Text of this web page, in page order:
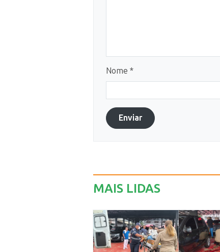
Nome *
Enviar
MAIS LIDAS